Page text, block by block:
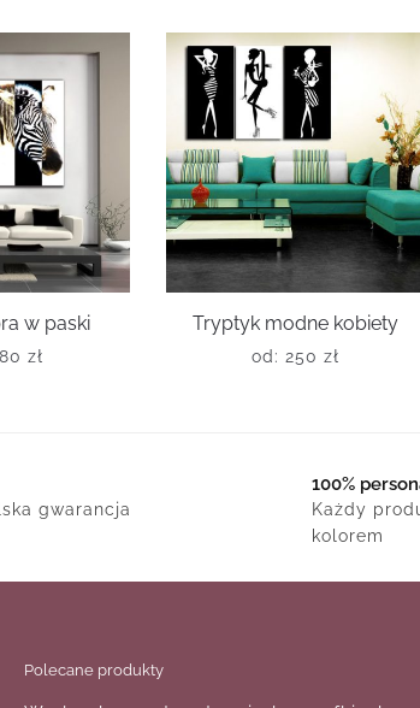
w paski
zł
Tryptyk modne kobiety
od: 250zł
gwarancja
100%
Każdy
kolorem
Polecane produkty